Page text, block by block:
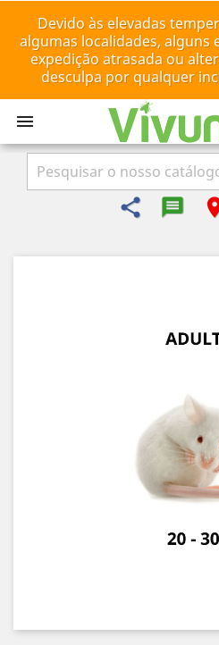
Devido às elevadas
algumas localidades, alguns
expedição atrasada ou
desculpa por qualquer

share